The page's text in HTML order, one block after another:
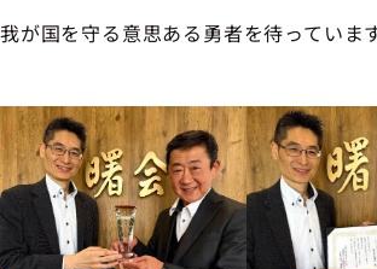
我が国を守る意思ある勇者を待っていま